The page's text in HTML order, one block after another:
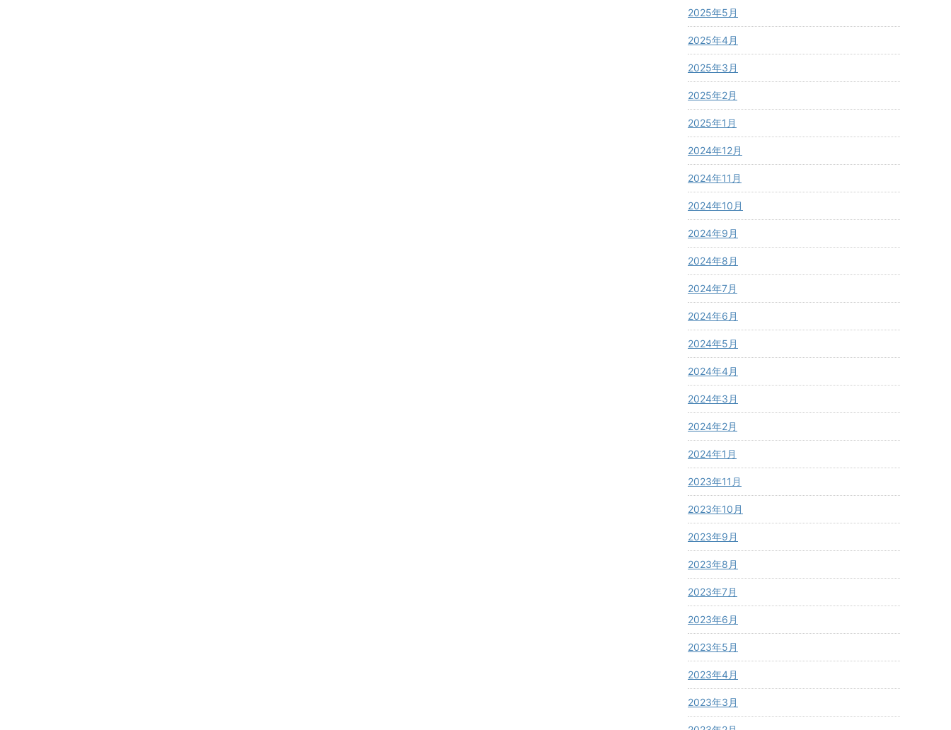
2025年5月
2025年4月
2025年3月
2025年2月
2025年1月
2024年12月
2024年11月
2024年10月
2024年9月
2024年8月
2024年7月
2024年6月
2024年5月
2024年4月
2024年3月
2024年2月
2024年1月
2023年11月
2023年10月
2023年9月
2023年8月
2023年7月
2023年6月
2023年5月
2023年4月
2023年3月